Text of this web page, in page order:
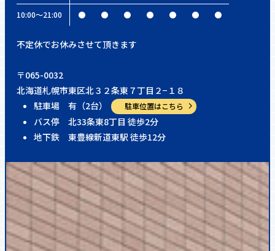
10:00〜21:00
● ● ● ● ● ● ●
不定休でお休みさせて頂きます
〒065-0032
北海道札幌市東区北３２条東７丁目２−１８
駐車場 有（2台）
駐車位置はこちら
バス停 北33条東8丁目 徒歩2分
地下鉄 東豊線新道東駅 徒歩12分